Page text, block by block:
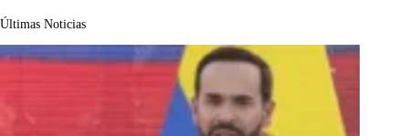
Últimas Noticias